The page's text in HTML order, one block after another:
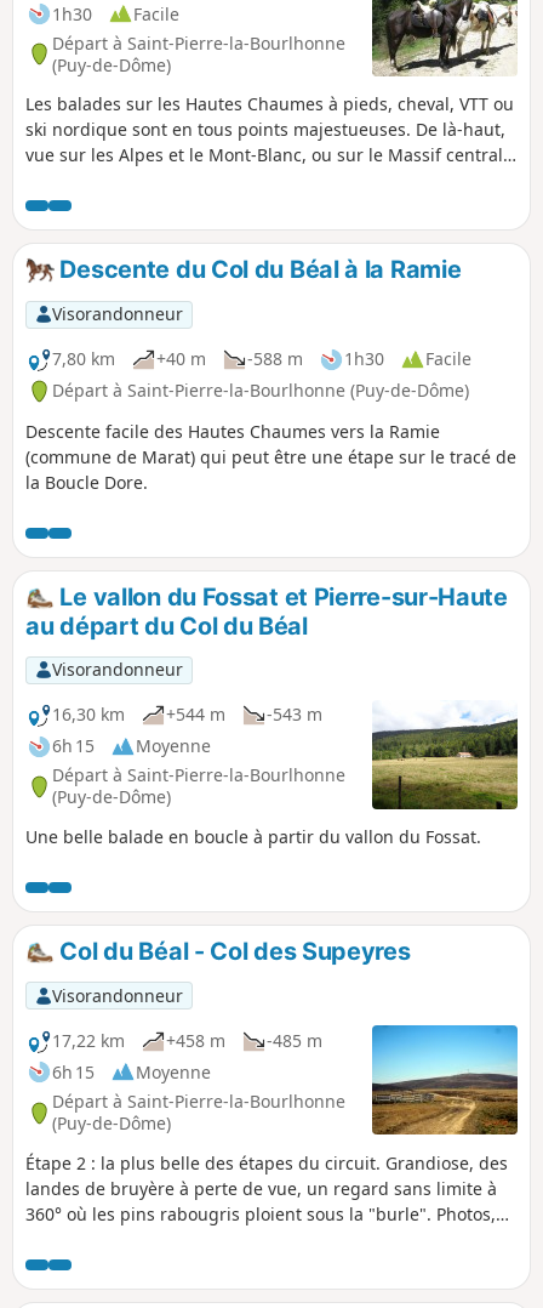
1h30
Facile
Départ à Saint-Pierre-la-Bourlhonne
(Puy-de-Dôme)
Les balades sur les Hautes Chaumes à pieds, cheval, VTT ou
ski nordique sont en tous points majestueuses. De là-haut,
vue sur les Alpes et le Mont-Blanc, ou sur le Massif central
vers la vallée côté Puy de Dôme, voici un itinéraire qui vous
amènera du Col du Béal à un gîte d'étape et chambres
d'hôtes/accueil équestre à la Ramie (63480).
Descente du Col du Béal à la Ramie
Visorandonneur
7,80 km
+40 m -588 m 1h30
Facile
Départ à Saint-Pierre-la-Bourlhonne (Puy-de-Dôme)
Descente facile des Hautes Chaumes vers la Ramie
(commune de Marat) qui peut être une étape sur le tracé de
la Boucle Dore.
Le vallon du Fossat et Pierre-sur-Haute
au départ du Col du Béal
Visorandonneur
16,30 km
+544 m
-543 m
6h 15
Moyenne
Départ à Saint-Pierre-la-Bourlhonne
(Puy-de-Dôme)
Une belle balade en boucle à partir du vallon du Fossat.
Col du Béal - Col des Supeyres
Visorandonneur
17,22 km
+458 m
-485 m
6h 15
Moyenne
Départ à Saint-Pierre-la-Bourlhonne
(Puy-de-Dôme)
Étape 2 : la plus belle des étapes du circuit. Grandiose, des
landes de bruyère à perte de vue, un regard sans limite à
360° où les pins rabougris ploient sous la "burle". Photos,
bien balisé.